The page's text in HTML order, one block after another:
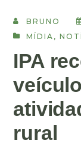
BRUNO
MÍDIA ,
IPA
rural